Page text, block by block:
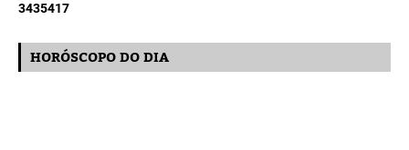
3435417
HORÓSCOPO DO DIA